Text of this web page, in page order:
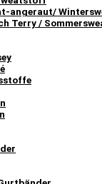
angeraut/
Terry /